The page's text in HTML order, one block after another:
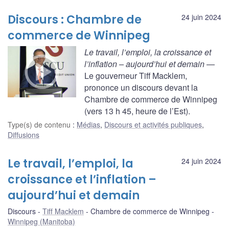
24 juin 2024
Discours : Chambre de
commerce de Winnipeg
Le travail, l’emploi, la croissance et
l’inflation – aujourd’hui et demain—
Le gouverneur Tiff Macklem,
prononce un discours devant la
Chambre de commerce de Winnipeg
(vers 13 h 45, heure de l’Est).
Type(s) de contenu : Médias, Discours et activités publiques,
Diffusions
24 juin 2024
Le travail, l’emploi, la
croissance et l’inflation –
aujourd’hui et demain
Discours Tiff Macklem
Chambre de commerce de Winnipeg
Winnipeg (Manitoba)